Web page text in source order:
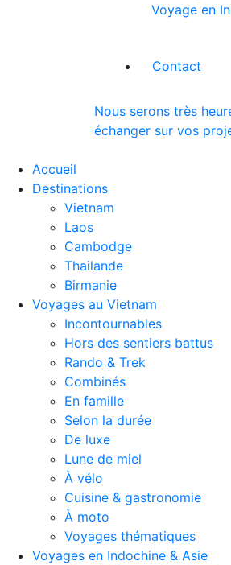
Voyage en
Contact
Nous serons très
échanger sur vos
Accueil
Destinations
Vietnam
Laos
Cambodge
Thailande
Birmanie
Voyages au Vietnam
Incontournables
Hors des sentiers battus
Rando & Trek
Combinés
En famille
Selon la durée
De luxe
Lune de miel
À vélo
Cuisine & gastronomie
À moto
Voyages thématiques
Voyages en Indochine & Asie